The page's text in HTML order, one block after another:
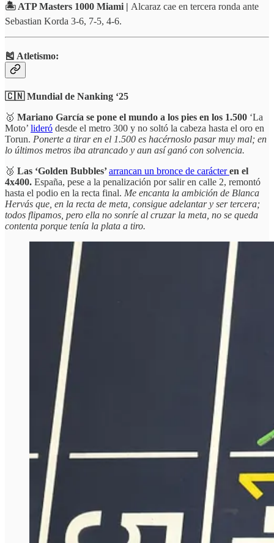
🏝️ ATP Masters 1000 Miami | Alcaraz cae en tercera ronda ante
Sebastian Korda 3-6, 7-5, 4-6.
🎽 Atletismo:
🇨🇳 Mundial de Nanking ‘25
🥇 Mariano García se pone el mundo a los pies en los 1.500 ‘La
Moto’ lideró desde el metro 300 y no soltó la cabeza hasta el oro en
Torun. Ponerte a tirar en el 1.500 es hacérnoslo pasar muy mal; en
lo últimos metros iba atrancado y aun así ganó con solvencia.
🥉 Las ‘Golden Bubbles’arrancan un bronce de carácteren el
4x400. España, pese a la penalización por salir en calle 2, remontó
hasta el podio en la recta final. Me encanta la ambición de Blanca
Hervás que, en la recta de meta, consigue adelantar y ser tercera;
todos flipamos, pero ella no sonríe al cruzar la meta, no se queda
contenta porque tenía la plata a tiro.